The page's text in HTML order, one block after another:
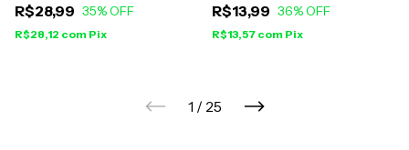
R$28,99 35% OFF
R$28,12 com Pix
R$13,99 36% OFF
R$13,57 com Pix
1 / 25